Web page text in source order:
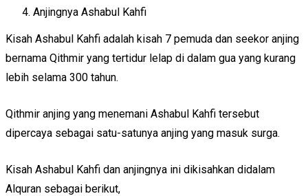
Anjingnya Ashabul Kahfi
Kisah Ashabul Kahfi adalah kisah 7 pemuda dan seekor anjing
bernama Qithmir yang tertidur lelap di dalam gua yang kurang
lebih selama 300 tahun.
Qithmir anjing yang menemani Ashabul Kahfi tersebut
dipercaya sebagai satu-satunya anjing yang masuk surga.
Kisah Ashabul Kahfi dan anjingnya ini dikisahkan didalam
Alquran sebagai berikut,